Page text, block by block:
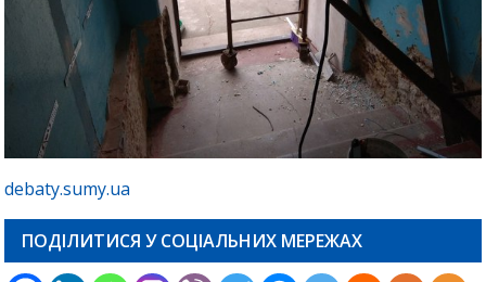
debaty.sumy.ua
ПОДІЛИТИСЯ У СОЦІАЛЬНИХ МЕРЕЖАХ